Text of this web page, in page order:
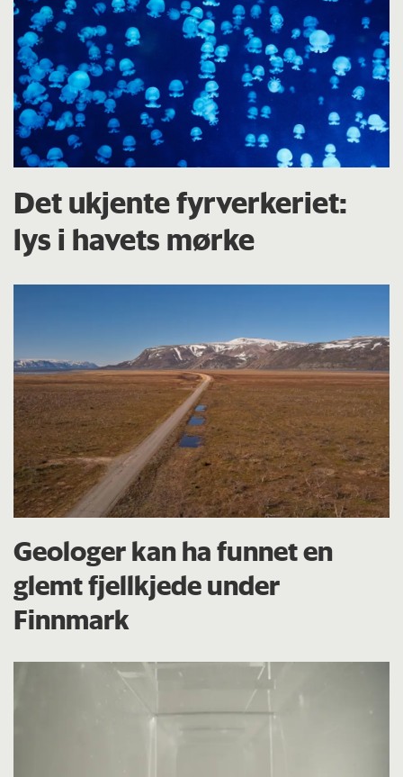
Det ukjente fyrverkeriet:
lys i havets mørke
Geologer kan ha funnet en
glemt fjellkjede under
Finnmark